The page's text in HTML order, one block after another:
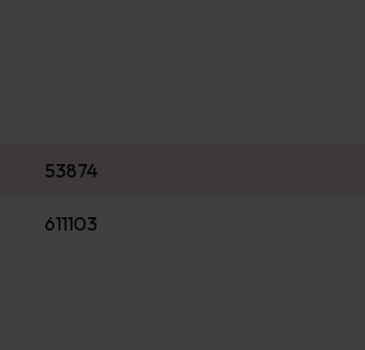
53874
611103